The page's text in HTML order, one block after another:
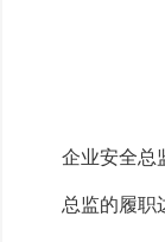
企业安全总
总监的履职